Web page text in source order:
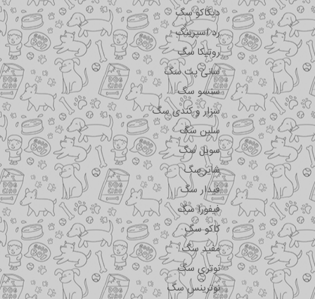
دیکاکو سگ
رد اسپرینگ
روتیکا سگ
سانی پت سگ
سنسو سگ
سزار و کندی سگ
سلبن سگ
سویل سگ
شایر سگ
فیدار سگ
فیفورا سگ
کاکو سگ
مفید سگ
نوتری سگ
نوترینس سگ